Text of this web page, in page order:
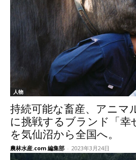
人物
持続可能な畜産、アニマ
に挑戦するブランド「幸
を気仙沼から全国へ。
農林水産.com 編集部 - 2023年3月24日